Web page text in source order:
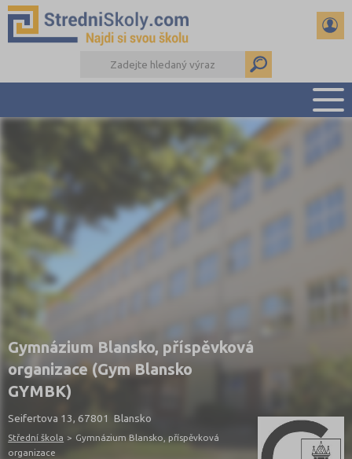
PŘEHLED ŠKOL
PŘÍPRAVA NA PŘIJÍMAČKY
DŮLEŽITÉ TERMÍNY
REFERÁTY A SEMINÁRKY
Gymnázium Blansko, příspěvková
organizace (Gym Blansko
GYMBK)
Seifertova 13, 67801 Blansko
Střední škola > Gymnázium Blansko, příspěvková
organizace